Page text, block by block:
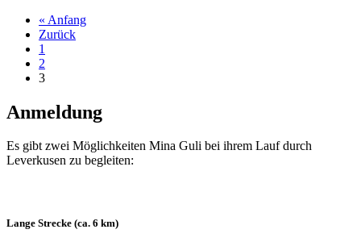
« Anfang
Zurück
1
2
3
Anmeldung
Es gibt zwei Möglichkeiten Mina Guli bei ihrem Lauf durch
Leverkusen zu begleiten:
Lange Strecke (ca. 6 km)